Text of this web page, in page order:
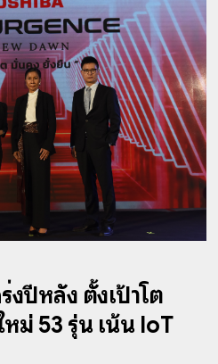
ปีหลัง ตั้งเป้าโต
ม่ 53 รุ่น เน้น IoT